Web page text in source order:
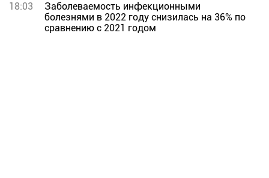
18:03
Заболеваемость инфекционными
болезнями в 2022 году снизилась на 36% по
сравнению с 2021 годом